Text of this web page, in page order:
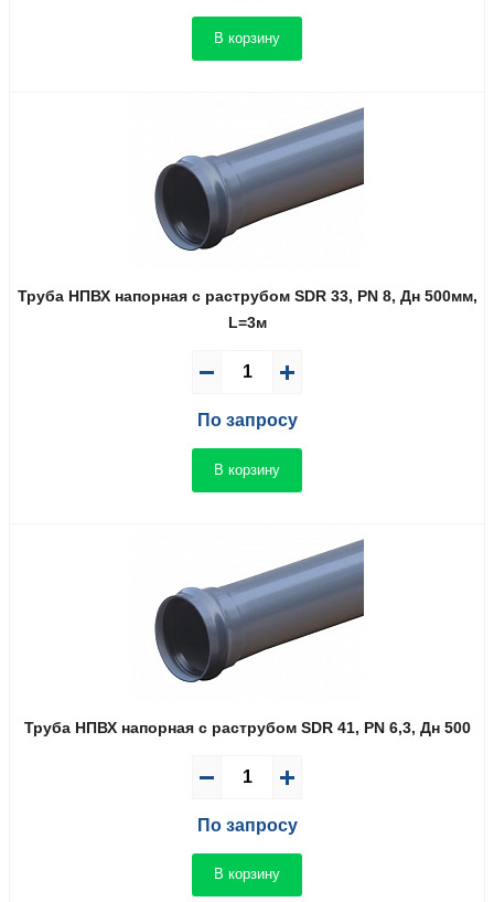
В корзину
Труба НПВХ напорная с раструбом SDR 33, PN 8, Дн 500мм,
L=3м
По запросу
В корзину
Труба НПВХ напорная с раструбом SDR 41, PN 6,3, Дн 500
По запросу
В корзину